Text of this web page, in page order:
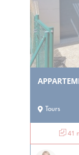
Tours
41